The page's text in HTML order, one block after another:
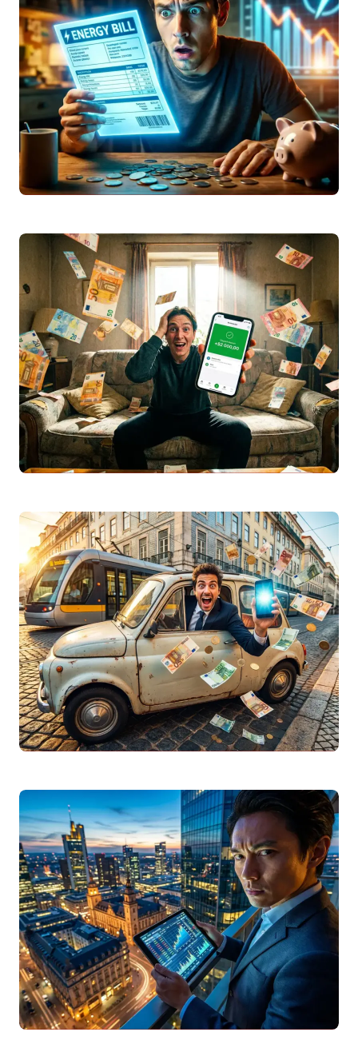
netto2026 da lordo (RAL). Confronto
settore privato e pubblico, calcolo IRPEFe
simulatore…
Leggi articolo
mudar e poupar na fatura
Descubra como encontrar a eletricidade
mais barata em 2026 em Portugal. Guia
completo sobre o mercado livre, simulador
da ERSE…
Leggi articolo
Verificar o Estado
Saiba tudo sobre o reembolsoIRS2026:
prazos de pagamento, como consultar o
estado no Portal das Finanças e o…
Leggi articolo
e Poupar na Apólice
Descubra como encontrar um seguro
automóvel barato em 2026. Guia completo
sobre comparadores, franquias,
coberturas e dicas para poupar na…
Leggi articolo